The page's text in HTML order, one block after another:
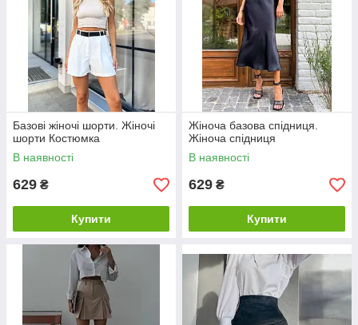
Базові жіночі шорти. Жіночі
шорти Костюмка
В наявності
629 ₴
Купити
Жіноча базова спідниця.
Жіноча спідниця
В наявності
629 ₴
Купити